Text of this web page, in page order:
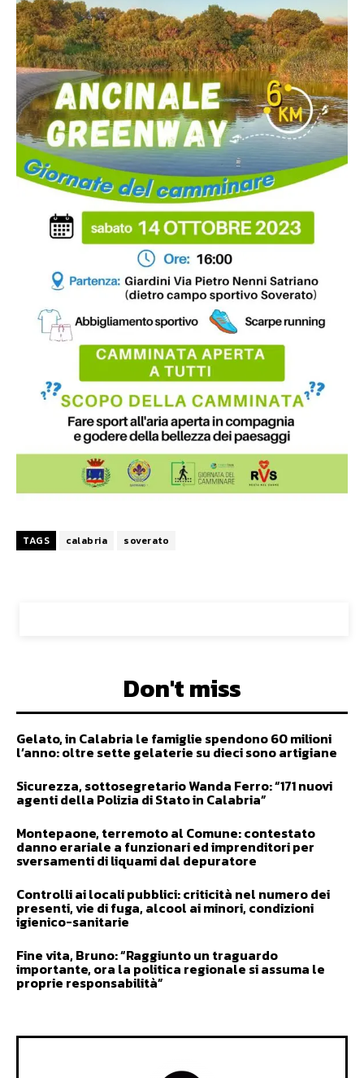
TAGS calabria soverato
Don't miss
Gelato, in Calabria le famiglie spendono 60 milioni
l’anno: oltre sette gelaterie su dieci sono artigiane
Sicurezza, sottosegretario Wanda Ferro: “171 nuovi
agenti della Polizia di Stato in Calabria”
Montepaone, terremoto al Comune: contestato
danno erariale a funzionari ed imprenditori per
sversamenti di liquami dal depuratore
Controlli ai locali pubblici: criticità nel numero dei
presenti, vie di fuga, alcool ai minori, condizioni
igienico-sanitarie
Fine vita, Bruno: “Raggiunto un traguardo
importante, ora la politica regionale si assuma le
proprie responsabilità”